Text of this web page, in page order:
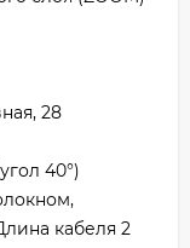
28
40°)
кабеля 2